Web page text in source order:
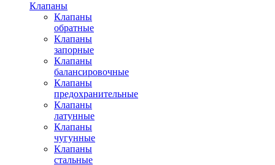
Клапаны
Клапаны
обратные
Клапаны
запорные
Клапаны
балансировочные
Клапаны
предохранительные
Клапаны
латунные
Клапаны
чугунные
Клапаны
стальные